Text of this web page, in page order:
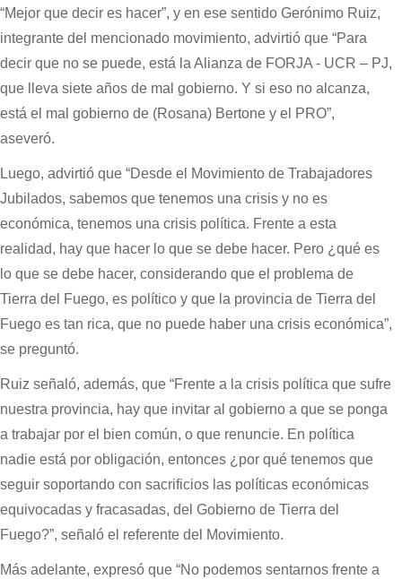
“Mejor que decir es hacer”, y en ese sentido Gerónimo Ruiz,
integrante del mencionado movimiento, advirtió que “Para
decir que no se puede, está la Alianza de FORJA - UCR – PJ,
que lleva siete años de mal gobierno. Y si eso no alcanza,
está el mal gobierno de (Rosana) Bertone y el PRO”,
aseveró.
Luego, advirtió que “Desde el Movimiento de Trabajadores
Jubilados, sabemos que tenemos una crisis y no es
económica, tenemos una crisis política. Frente a esta
realidad, hay que hacer lo que se debe hacer. Pero ¿qué es
lo que se debe hacer, considerando que el problema de
Tierra del Fuego, es político y que la provincia de Tierra del
Fuego es tan rica, que no puede haber una crisis económica”,
se preguntó.
Ruiz señaló, además, que “Frente a la crisis política que sufre
nuestra provincia, hay que invitar al gobierno a que se ponga
a trabajar por el bien común, o que renuncie. En política
nadie está por obligación, entonces ¿por qué tenemos que
seguir soportando con sacrificios las políticas económicas
equivocadas y fracasadas, del Gobierno de Tierra del
Fuego?”, señaló el referente del Movimiento.
Más adelante, expresó que “No podemos sentarnos frente a